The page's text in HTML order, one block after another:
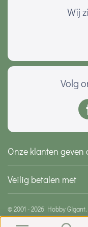
Wij
Volg
Onze klanten geven
Veilig betalen met
© 2001 - 2026 Hobby Gigant.